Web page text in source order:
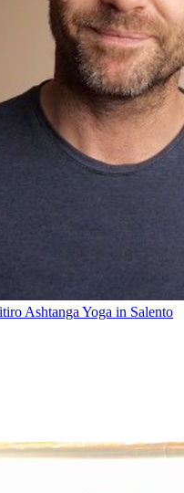
Ashtanga Yoga in Salento